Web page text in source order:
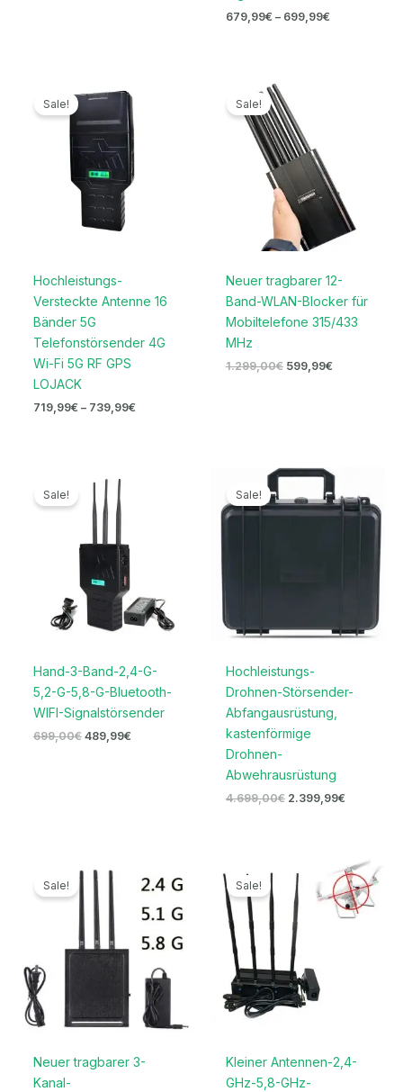
679,99€ – 699,99€
Sale!
Hochleistungs-
Versteckte Antenne 16
Bänder 5G
Telefonstörsender 4G
Wi-Fi 5G RF GPS
LOJACK
719,99€ – 739,99€
Sale!
Neuer tragbarer 12-
Band-WLAN-Blocker für
Mobiltelefone 315/433
MHz
1.299,00€
war:
1.299,00€
599,99€
Sale!
Hand-3-Band-2,4-G-
5,2-G-5,8-G-Bluetooth-
WIFI-Signalstörsender
699,00€
Preis
war:
699,00€
489,99€
Sale!
Hochleistungs-
Drohnen-Störsender-
Abfangausrüstung,
kastenförmige
Drohnen-
Abwehrausrüstung
4.699,00€
Ursprünglicher
war:
4.699,00€
2.399,99€
ist:
Sale!
Neuer tragbarer 3-
Kanal-
Preis
war:
1.599,00€
Preis
ist:
789,99€.
Sale!
Kleiner Antennen-2,4-
GHz-5,8-GHz-
Ursprünglicher
Preis
war:
2.699,00€
Aktueller
Preis
ist:
1.269,99€.